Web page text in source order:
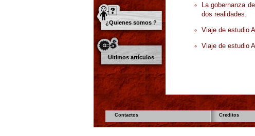
¿Quienes somos ?
Ultimos artículos
La gobernanza
dos realidades.
Viaje de estudio
Viaje de estudio
Contactos Creditos